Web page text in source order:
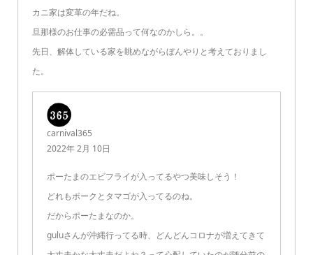
カニ家は変革の年だね。
旦那様のお仕事の必需品って何なのかしら。。
先日、解体している家を眺めながらぼんやりと考えておりまし
た。
carnival365
2022年 2月 10日
ポーたまのエビフライが入ってるやつ美味しそう！
どれもポークとタマゴが入ってるのね。
だからポーたまなのか。
guluさんが沖縄行ってる時、どんどんコロナが増えてきて